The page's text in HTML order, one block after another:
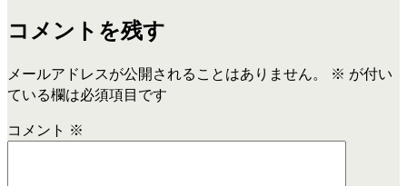
コメントを残す
メールアドレスが公開されることはありません。 ※ が付い
ている欄は必須項目です
コメント ※